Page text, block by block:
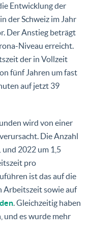
Entwicklung der
der Schweiz im Jahr
Der Anstieg beträgt
Niveau erreicht.
der in Vollzeit
fünf Jahren um fast
auf jetzt 39
wird von einer
Die Anzahl
2022 um 1,5
pro
ist das auf die
Arbeitszeit sowie auf
. Gleichzeitig haben
und es wurde mehr